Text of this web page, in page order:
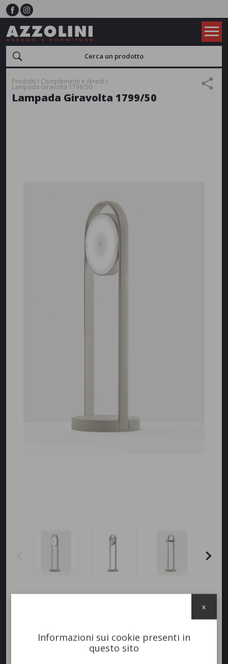
Prodotti Complementi e Arredi
Lampada Giravolta 1799/50
Lampada Giravolta 1799/50
Informazioni sui cookie presenti in
questo sito
x